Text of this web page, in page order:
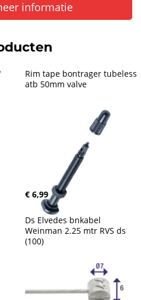
informatie
Rim tape bontrager tubeless
atb 50mm valve
€ 6,99
Ds Elvedes bnkabel
Weinman 2.25 mtr RVS ds
(100)